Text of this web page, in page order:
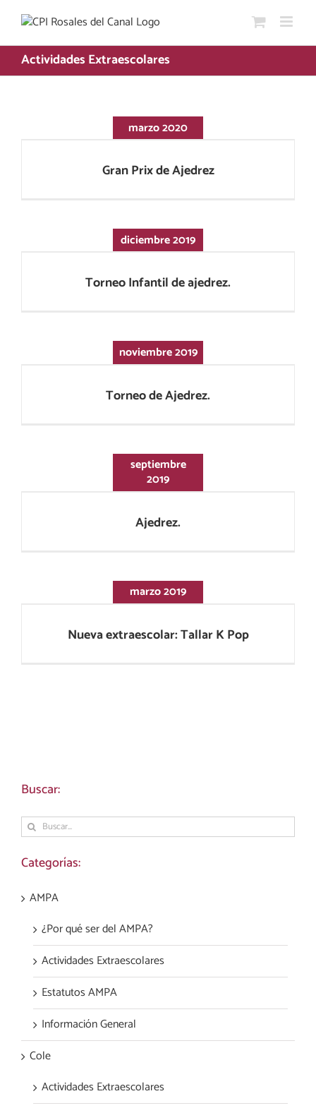
contenido
Actividades Extraescolares
marzo 2020
Gran Prix de Ajedrez
Gran Prix de Ajedrez
diciembre 2019
Torneo Infantil de ajedrez.
Torneo Infantil de ajedrez.
noviembre 2019
Torneo de Ajedrez.
Torneo de Ajedrez.
septiembre
2019
Ajedrez.
Ajedrez.
marzo 2019
Nueva extraescolar: Tallar K Pop
Nueva extraescolar: Tallar K Pop
Buscar:
Buscar:
Categorías:
AMPA
¿Por qué ser del AMPA?
Actividades Extraescolares
Estatutos AMPA
Información General
Cole
Actividades Extraescolares